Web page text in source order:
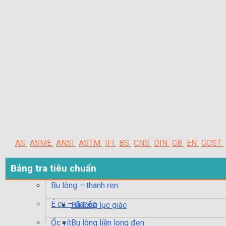
AS ASME ANSI ASTM IFI BS CNS DIN GB EN GOST
Bảng tra tiêu chuẩn
Bu lông – thanh ren
Bu lông lục giác
Bu lông liền long đen
Ê cu – đai ốc
Ốc vít